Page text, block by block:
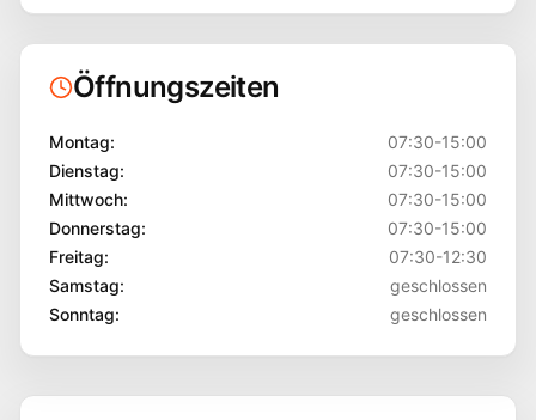
Öffnungszeiten
Montag:
07:30-15:00
Dienstag:
07:30-15:00
Mittwoch:
07:30-15:00
Donnerstag:
07:30-15:00
Freitag:
07:30-12:30
Samstag:
geschlossen
Sonntag: geschlossen